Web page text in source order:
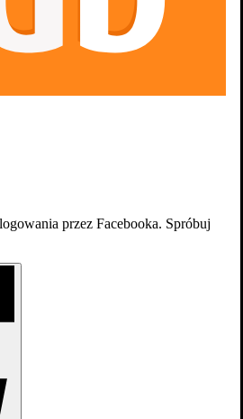
przez Facebooka. Spróbuj